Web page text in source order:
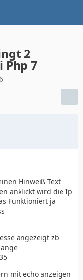
2
Php 7
Hinweiß Text
anklickt wird die Ip
Funktioniert ja
angezeigt zb
mit echo anzeigen